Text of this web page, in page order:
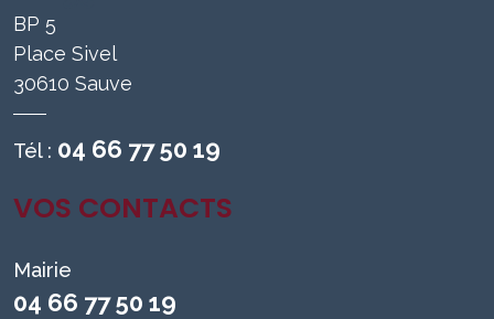
BP 5
Place Sivel
30610 Sauve
Tél : 04 66 77 50 19
VOS CONTACTS
Mairie
04 66 77 50 19